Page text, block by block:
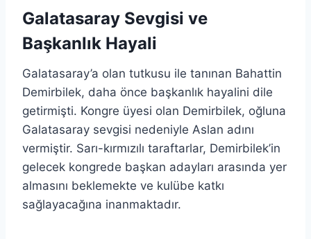
Galatasaray Sevgisi ve
Başkanlık Hayali
Galatasaray’a olan tutkusu ile tanınan Bahattin
Demirbilek, daha önce başkanlık hayalini dile
getirmişti. Kongre üyesi olan Demirbilek, oğluna
Galatasaray sevgisi nedeniyle Aslan adını
vermiştir. Sarı-kırmızılı taraftarlar, Demirbilek’in
gelecek kongrede başkan adayları arasında yer
almasını beklemekte ve kulübe katkı
sağlayacağına inanmaktadır.